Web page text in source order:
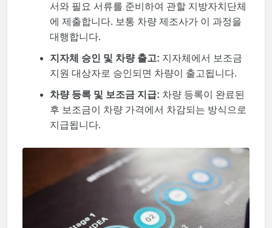
서와 필요 서류를 준비하여 관할 지방자치단체
에 제출합니다. 보통 차량 제조사가 이 과정을
대행합니다.
지자체 승인 및 차량 출고: 지자체에서 보조금
지원 대상자로 승인되면 차량이 출고됩니다.
차량 등록 및 보조금 지급: 차량 등록이 완료된
후 보조금이 차량 가격에서 차감되는 방식으로
지급됩니다.